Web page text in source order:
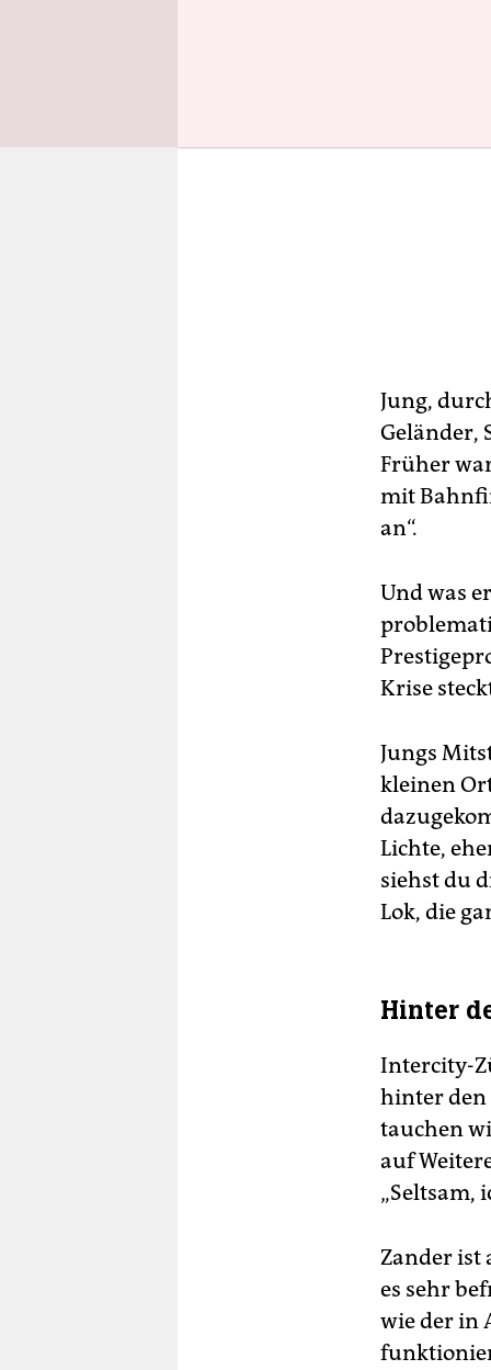
Jung,
Geländer,
Früher
mit
an“.
Und was
Krise
Jungs
kleinen
Lichte,
siehst du
Lok, die
Hinter
Intercity-
hinter den
tauchen
auf
„Seltsam,
Zander ist
es sehr
wie der in